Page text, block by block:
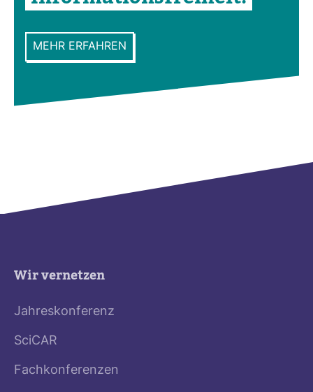
MEHR ERFAHREN
Wir vernetzen
Jahreskonferenz
SciCAR
Fachkonferenzen